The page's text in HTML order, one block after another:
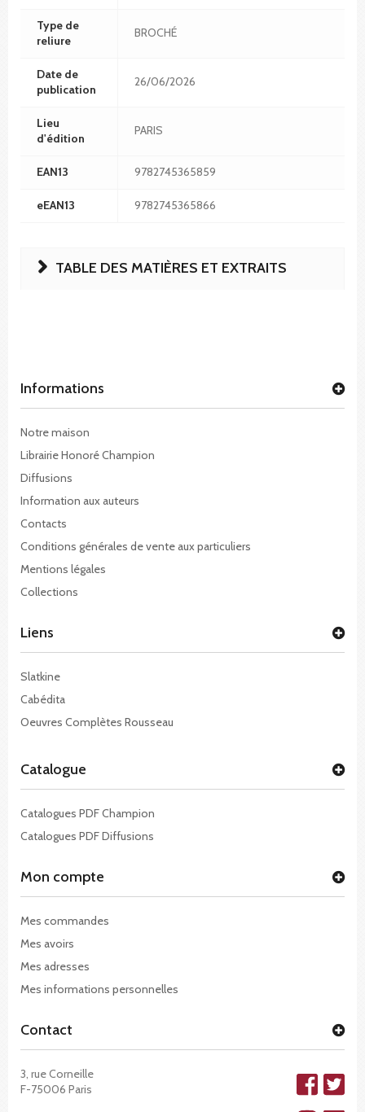
Type de
reliure
BROCHÉ
Date de
publication
26/06/2026
Lieu
d'édition
PARIS
EAN13 9782745365859
eEAN13 9782745365866
TABLE DES MATIÈRES ET EXTRAITS
Informations
Notre maison
Librairie Honoré Champion
Diffusions
Information aux auteurs
Contacts
Conditions générales de vente aux particuliers
Mentions légales
Collections
Liens
Slatkine
Cabédita
Oeuvres Complètes Rousseau
Catalogue
Catalogues PDF Champion
Catalogues PDF Diffusions
Mon compte
Mes commandes
Mes avoirs
Mes adresses
Mes informations personnelles
Contact
3, rue Corneille
F-75006 Paris